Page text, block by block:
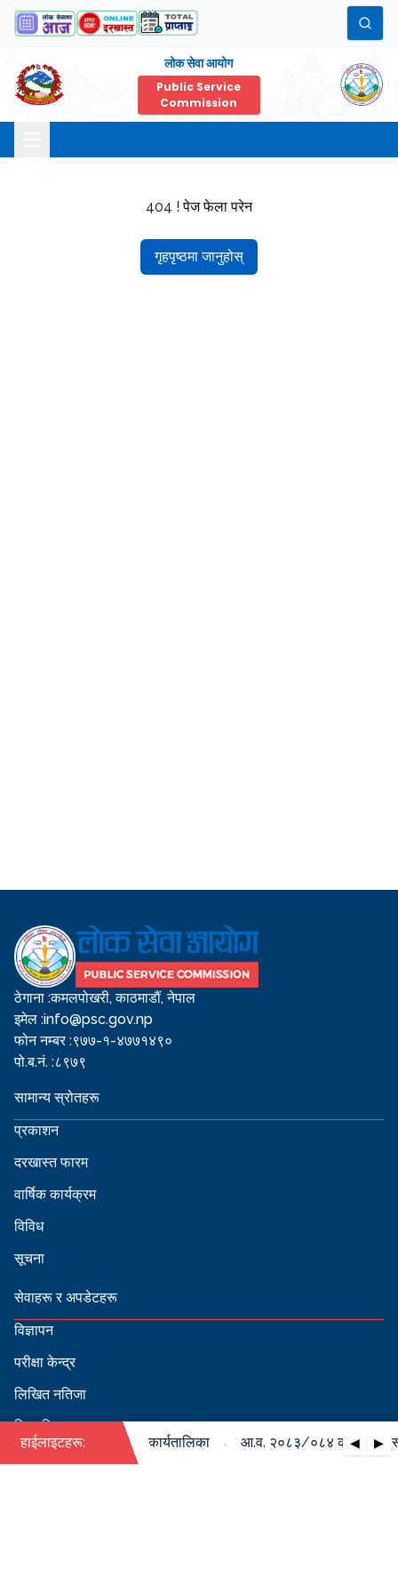
लोक सेवा आयोग
Public Service
Commission
404 ! पेज फेला परेन
गृहपृष्ठमा जानुहोस्
ठेगाना :कमलपोखरी, काठमाडौं, नेपाल
इमेल :info@psc.gov.np
फोन नम्बर :९७७-१-४७७१४९०
पो.ब.नं. :८९७९
सामान्य स्रोतहरू
प्रकाशन
दरखास्त फारम
वार्षिक कार्यक्रम
विविध
सूचना
सेवाहरू र अपडेटहरू
विज्ञापन
परीक्षा केन्द्र
लिखित नतिजा
सिफारिस
हाईलाइटहरू: ◀ ▶
पदपूर्ति सम्बन्धी वार्षिक कार्यतालिका आ.व. २०८३/०८४ को पदपूर्ति